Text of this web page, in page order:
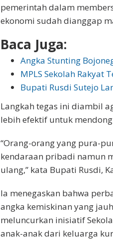
pemerintah dalam
ekonomi sudah dianggap
Baca Juga:
Angka Stunting
MPLS Sekolah Rakyat
Bupati Rusdi Sutejo
Langkah tegas ini diambil
lebih efektif untuk
“Orang-orang yang pura-
kendaraan pribadi namun
ulang,” kata Bupati Rusdi,
Ia menegaskan bahwa
angka kemiskinan yang
meluncurkan inisiatif
anak-anak dari keluarga